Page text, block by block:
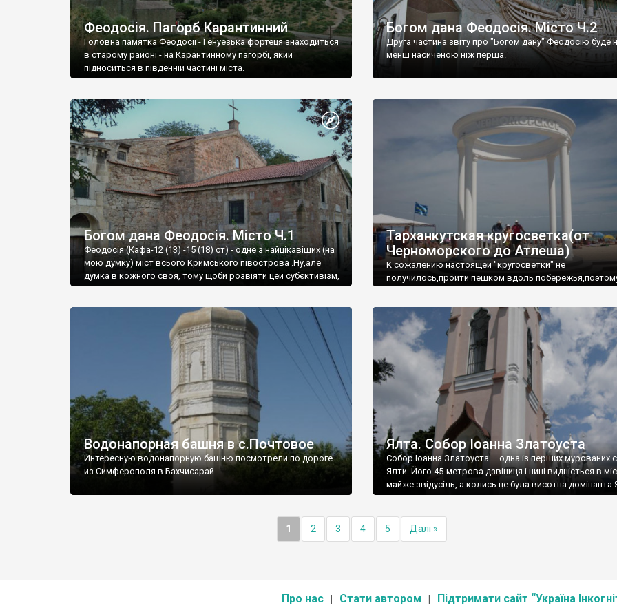
Феодосія. Пагорб Карантинний
Головна памятка Феодосії - Генуезька фортеця знаходиться
в старому районі - на Карантинному пагорбі, який
підноситься в південній частині міста.
Богом дана Феодосія. Місто Ч.2
Друга частина звіту про "Богом дану" Феодосію буде
менш насиченою ніж перша.
Богом дана Феодосія. Місто Ч.1
Феодосія (Кафа-12 (13) -15 (18) ст) - одне з найцікавіших (на
мою думку) міст всього Кримського півострова .Ну,але
думка в кожного своя, тому щоби розвіяти цей субєктивізм,
запрошую відвідати це
Тарханкутская кругосветка(от
Черноморского до Атлеша)
К сожалению настоящей "кругосветки" не
получилось,пройти пешком вдоль
Водонапорная башня в с.Почтовое
Интересную водонапорную башню посмотрели по дороге
из Симферополя в Бахчисарай.
Ялта. Собор Іоанна Златоуста
Собор Іоанна Златоуста – одна із перших мурованих
Ялти. Його 45-метрова дзвіниця і нині видніється в
майже звідусіль, а колись це була висотна домінанта
1 2 3 4 5 Далі »
Про нас Стати автором Підтримати сайт “Україна